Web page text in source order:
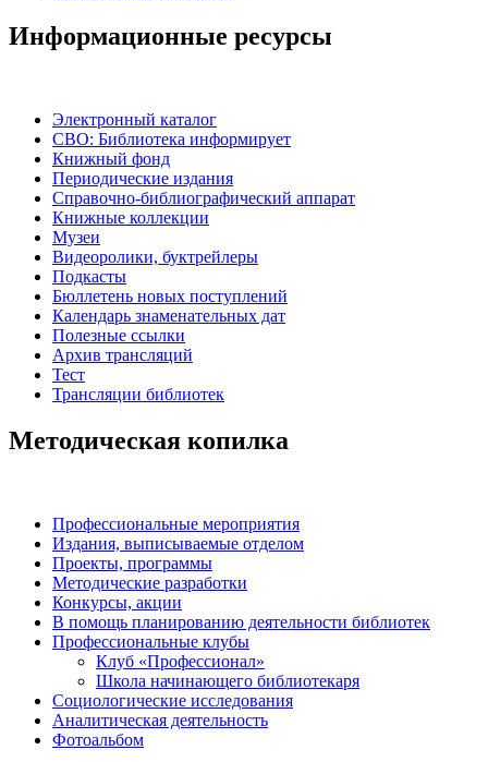
Информационные ресурсы
Электронный каталог
СВО: Библиотека информирует
Книжный фонд
Периодические издания
Справочно-библиографический аппарат
Книжные коллекции
Музеи
Видеоролики, буктрейлеры
Подкасты
Бюллетень новых поступлений
Календарь знаменательных дат
Полезные ссылки
Архив трансляций
Тест
Трансляции библиотек
Методическая копилка
Профессиональные мероприятия
Издания, выписываемые отделом
Проекты, программы
Методические разработки
Конкурсы, акции
В помощь планированию деятельности библиотек
Профессиональные клубы
Клуб «Профессионал»
Школа начинающего библиотекаря
Социологические исследования
Аналитическая деятельность
Фотоальбом